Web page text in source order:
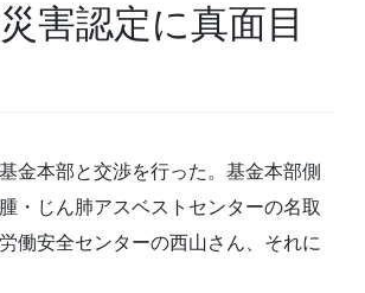
害認定に真面目
金本部と交渉を行った。基金本部側
・じん肺アスベストセンターの名取
働安全センターの西山さん、それに